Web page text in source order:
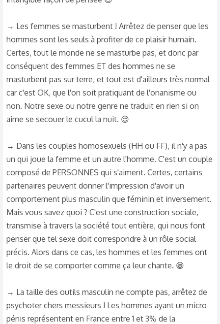
→ Les femmes se masturbent ! Arrêtez de penser que les
hommes sont les seuls à profiter de ce plaisir humain.
Certes, tout le monde ne se masturbe pas, et donc par
conséquent des femmes ET des hommes ne se
masturbent pas sur terre, et tout est d'ailleurs très normal
car c'est OK, que l'on soit pratiquant de l'onanisme ou
non. Notre sexe ou notre genre ne traduit en rien si on
aime se secouer le cucul la nuit. 😌
→ Dans les couples homosexuels (HH ou FF), il n'y a pas
un qui joue la femme et un autre l'homme. C'est un couple
composé de PERSONNES qui s'aiment. Certes, certains
partenaires peuvent donner l'impression d'avoir un
comportement plus masculin que féminin et inversement.
Mais vous savez quoi ? C'est une construction sociale,
transmise à travers la société tout entière, qui nous font
penser que tel sexe doit correspondre à un rôle social
précis. Alors dans ce cas, les hommes et les femmes ont
le droit de se comporter comme ça leur chante. 😁
→ La taille des outils masculin ne compte pas, arrêtez de
psychoter chers messieurs ! Les hommes ayant un micro
pénis représentent en France entre 1 et 3% de la